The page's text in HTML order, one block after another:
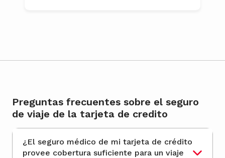
Preguntas frecuentes sobre el seguro
de viaje de la tarjeta de credito
¿El seguro médico de mi tarjeta de crédito
provee cobertura suficiente para un viaje